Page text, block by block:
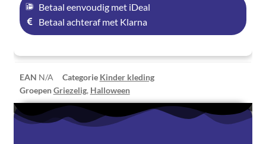
Betaal eenvoudig met iDeal
Betaal achteraf met Klarna
EAN N/A Categorie Kinder kleding
GroepenGriezelig, Halloween